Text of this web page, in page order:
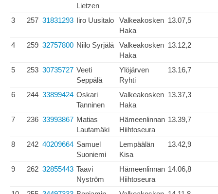
Lietzen
3 257 31831293 Iiro Uusitalo
Valkeakosken
Haka
13.07,5
4 259 32757800 Niilo Syrjälä
Valkeakosken
Haka
13.12,2
5 253 30735727 Veeti
Seppälä
Ylöjärven
Ryhti
13.16,7
6 244 33899424 Oskari
Tanninen
Valkeakosken
Haka
13.37,3
7 236 33993867 Matias
Lautamäki
Hämeenlinnan
Hiihtoseura
13.39,7
8 242 40209664 Samuel
Suoniemi
Lempäälän
Kisa
13.42,9
9 262 32855443 Taavi
Nyström
Hämeenlinnan
Hiihtoseura
14.06,8